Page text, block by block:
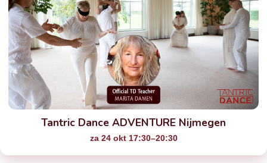
Tantric Dance ADVENTURE Nijmegen
za 24 okt 17:30–20:30